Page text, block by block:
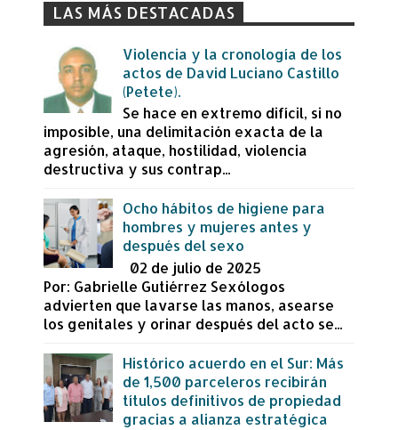
LAS MÁS DESTACADAS
Violencia y la cronología de los
actos de David Luciano Castillo
(Petete).
Se hace en extremo difícil, si no
imposible, una delimitación exacta de la
agresión, ataque, hostilidad, violencia
destructiva y sus contrap...
Ocho hábitos de higiene para
hombres y mujeres antes y
después del sexo
02 de julio de 2025
Por: Gabrielle Gutiérrez Sexólogos
advierten que lavarse las manos, asearse
los genitales y orinar después del acto se...
Histórico acuerdo en el Sur: Más
de 1,500 parceleros recibirán
títulos definitivos de propiedad
gracias a alianza estratégica